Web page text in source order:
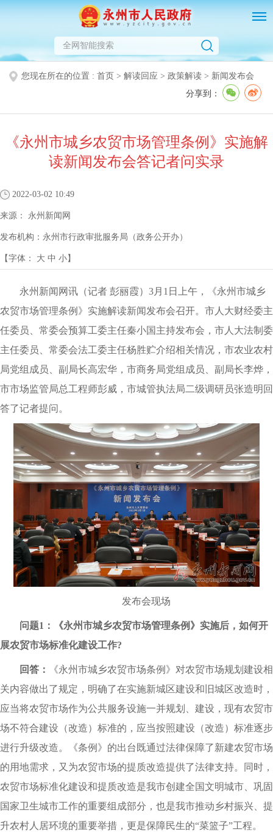
您现在所在的位置 : 首页 > 解读回应 > 政策解读 > 新闻发布会
分享到：
《永州市城乡农贸市场管理条例》实施解
读新闻发布会答记者问实录
2022-03-02 10:49
来源： 永州新闻网
发布机构： 永州市行政审批服务局（政务公开办）
【字体： 大 中 小】
永州新闻网讯（记者 彭丽霞）3月1日上午，《永州市城乡
农贸市场管理条例》实施解读新闻发布会召开。市人大财经委主
任委员、常委会预算工委主任秦小国主持发布会，市人大法制委
主任委员、常委会法工委主任杨胜贮介绍相关情况，市农业农村
局党组成员、副局长高宏华，市商务局党组成员、副局长李烨，
市市场监管局总工程师彭威，市城管执法局二级调研员张造明回
答了记者提问。
发布会现场
问题1：《永州市城乡农贸市场管理条例》实施后，如何开
展农贸市场标准化建设工作?
回答：
《永州市城乡农贸市场条例》对农贸市场规划建设相
关内容做出了规定，明确了在实施新城区建设和旧城区改造时，
应当将农贸市场作为公共服务设施一并规划、建设，现有农贸市
场不符合建设（改造）标准的，应当按照建设（改造）标准逐步
进行升级改造。《条例》的出台既通过法律保障了新建农贸市场
的用地需求，又为农贸市场的提质改造提供了法律支持。同时，
农贸市场标准化建设和提质改造是我市创建全国文明城市、巩固
国家卫生城市工作的重要组成部分，也是我市推动乡村振兴、提
升农村人居环境的重要举措，更是保障民生的“菜篮子”工程。